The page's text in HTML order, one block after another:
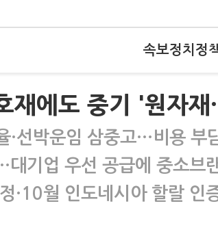
속보정치 정
재에도 중기 '원자재
·선박운임 삼중고…비용 부
기업 우선 공급에 중소브
·10월 인도네시아 할랄 인